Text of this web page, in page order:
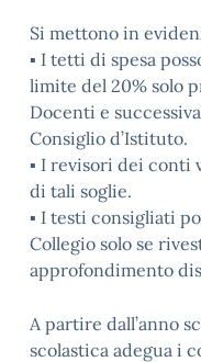
Si mettono in
▪ I tetti di spesa
limite del 20% solo
Docenti e
Consiglio d’Istituto.
▪ I revisori dei conti
di tali soglie.
▪ I testi consigliati
Collegio solo se
approfondimento
A partire dall’anno
scolastica adegua i